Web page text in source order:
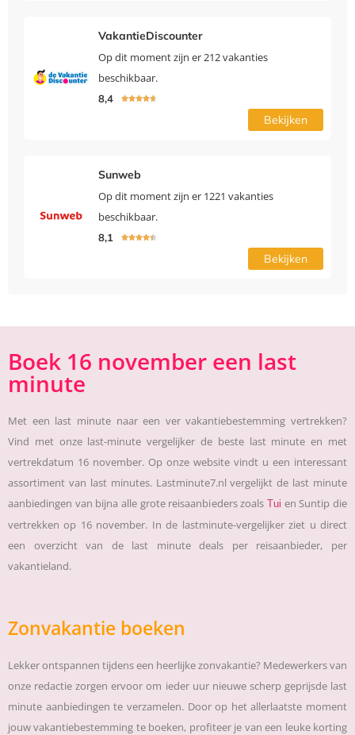
VakantieDiscounter
Op dit moment zijn er 212 vakanties
beschikbaar.
8,4 
Bekijken
Sunweb
Op dit moment zijn er 1221 vakanties
beschikbaar.
8,1 
Bekijken
Boek 16 november een last
minute
Met een last minute naar een ver vakantiebestemming vertrekken?
Vind met onze last-minute vergelijker de beste last minute en met
vertrekdatum 16 november. Op onze website vindt u een interessant
assortiment van last minutes. Lastminute7.nl vergelijkt de last minute
aanbiedingen van bijna alle grote reisaanbieders zoals Tui en Suntip die
vertrekken op 16 november. In de lastminute-vergelijker ziet u direct
een overzicht van de last minute deals per reisaanbieder, per
vakantieland.
Zonvakantie boeken
Lekker ontspannen tijdens een heerlijke zonvakantie? Medewerkers van
onze redactie zorgen ervoor om ieder uur nieuwe scherp geprijsde last
minute aanbiedingen te verzamelen. Door op het allerlaatste moment
jouw vakantiebestemming te boeken, profiteer je van een leuke korting